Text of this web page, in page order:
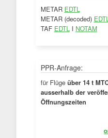
METAR EDTL
METAR (decoded)
TAF EDTLI NOTAM
PPR-Anfrage:
für Flüge über 14 t
ausserhalb der
Öffnungszeiten